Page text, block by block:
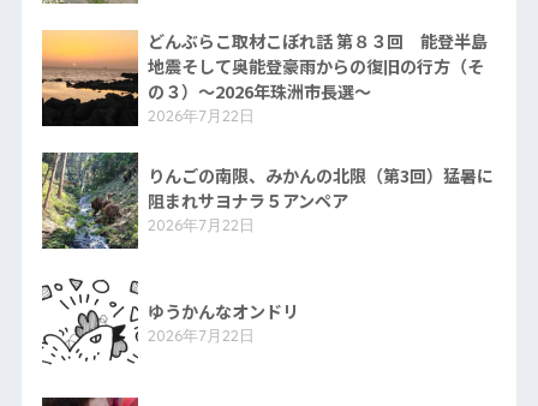
どんぶらこ取材こぼれ話 第８３回 能登半島
地震そして奥能登豪雨からの復旧の行方（そ
の３）〜2026年珠洲市長選〜
2026年7月22日
りんごの南限、みかんの北限（第3回）猛暑に
阻まれサヨナラ５アンペア
2026年7月22日
ゆうかんなオンドリ
2026年7月22日